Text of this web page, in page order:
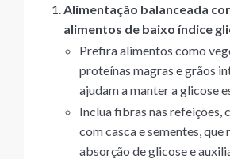
Alimentação balanceada
alimentos de baixo índice
Prefira alimentos como
proteínas magras e grãos
ajudam a manter a glicose
Inclua fibras nas refeições,
com casca e sementes, que
absorção de glicose e